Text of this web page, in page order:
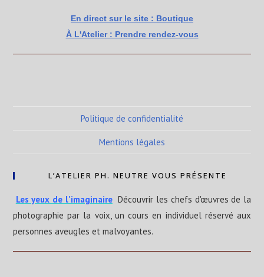
En direct sur le site : Boutique
À L'Atelier : Prendre rendez-vous
Politique de confidentialité
Mentions légales
L’ATELIER PH. NEUTRE VOUS PRÉSENTE
Les yeux de l'imaginaire Découvrir les chefs d'œuvres de la
photographie par la voix, un cours en individuel réservé aux
personnes aveugles et malvoyantes.